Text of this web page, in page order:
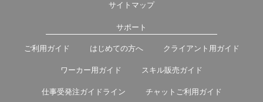
サイトマップ
サポート
ご利用ガイド はじめての方へ クライアント用ガイド
ワーカー用ガイド スキル販売ガイド
仕事受発注ガイドライン チャットご利用ガイド